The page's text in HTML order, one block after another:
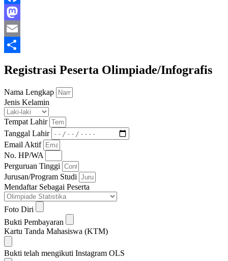
Facebook
Mastodon
Email
Registrasi Peserta Olimpiade/Infografis
Nama Lengkap
Jenis Kelamin
Tempat Lahir
Tanggal Lahir
Email Aktif
No. HP/WA
Perguruan Tinggi
Jurusan/Program Studi
Mendaftar Sebagai Peserta
Foto Diri
Bukti Pembayaran
Kartu Tanda Mahasiswa (KTM)
Bukti telah mengikuti Instagram OLS